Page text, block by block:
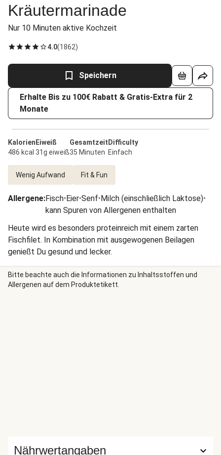
Kräutermarinade
Nur 10 Minuten aktive Kochzeit
4.0(1862)
Speichern
Erhalte Bis zu 100€ Rabatt & Gratis-Extra für 2
Monate
Kalorien
486 kcal
Eiweiß
31g eiweiß
Gesamtzeit
35 Minuten
Difficulty
Einfach
Wenig Aufwand Fit & Fun
Allergene:Fisch•Eier•Senf•Milch (einschließlich Laktose)•
kann Spuren von Allergenen enthalten
Heute wird es besonders proteinreich mit einem zarten
Fischfilet. In Kombination mit ausgewogenen Beilagen
genießt Du gesund und lecker.
Bitte beachte auch die Informationen zu Inhaltsstoffen und
Allergenen auf dem Produktetikett.
Nährwertangaben